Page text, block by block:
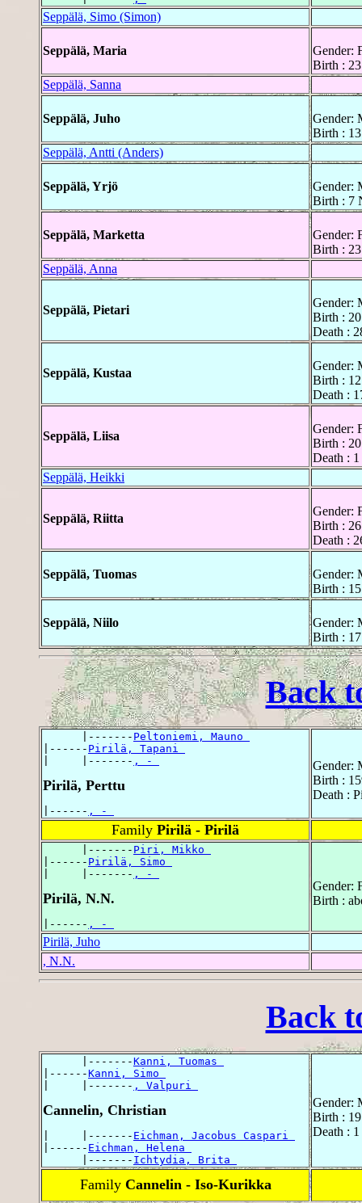
Seppälä, Simo (Simon)
Seppälä, Maria
Gender:
Birth :
Seppälä, Sanna
Seppälä, Juho
Gender:
Birth :
Seppälä, Antti (Anders)
Seppälä, Yrjö
Gender:
Birth : 7
Seppälä, Marketta
Gender:
Birth :
Seppälä, Anna
Seppälä, Pietari
Gender:
Birth :
Death :
Seppälä, Kustaa
Gender:
Birth :
Death :
Seppälä, Liisa
Gender:
Birth :
Death :
Seppälä, Heikki
Seppälä, Riitta
Gender:
Birth :
Death :
Seppälä, Tuomas
Gender:
Birth :
Seppälä, Niilo
Gender:
Birth :
Back
      |-------
Peltoniemi, Mauno
|------ Pirilä, Tapani
|     |------- , -
Pirilä, Perttu
|------ , -
Gender:
Birth :
Death :
Family Pirilä - Pirilä
      |-------
Piri, Mikko
|------ Pirilä, Simo
|     |------- , -
Pirilä, N.N.
|------ , -
Gender:
Birth :
Pirilä, Juho
, N.N.
Back
      |-------
Kanni, Tuomas
|------Kanni, Simo
|     |------- , Valpuri
Cannelin, Christian
|     |------- Eichman, Jacobus Caspari
|------ Eichman, Helena
      |-------
Ichtydia, Brita
Gender:
Birth :
Death :
Family Cannelin - Iso-Kurikka